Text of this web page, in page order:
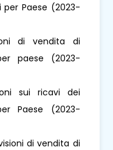
Paese (2023-
di vendita di
paese (2023-
sui ricavi dei
Paese (2023-
di vendita di